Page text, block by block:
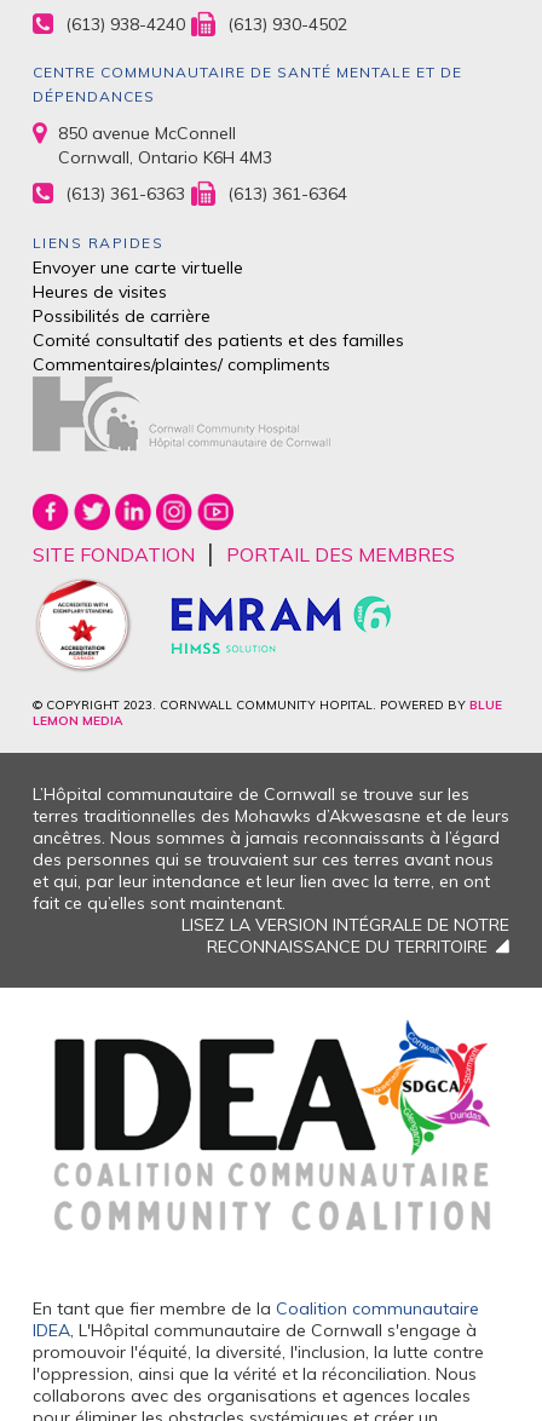
(613) 938-4240
(613) 930-4502
CENTRE COMMUNAUTAIRE DE SANTÉ MENTALE ET DE
DÉPENDANCES
850 avenue McConnell
Cornwall, Ontario K6H 4M3
(613) 361-6363
(613) 361-6364
LIENS RAPIDES
Envoyer une carte virtuelle
Heures de visites
Possibilités de carrière
Comité consultatif des patients et des familles
Commentaires/plaintes/compliments
SITE FONDATION | PORTAIL DES MEMBRES
© COPYRIGHT 2023. CORNWALL COMMUNITY HOPITAL. POWERED BY BLUE
LEMON MEDIA
L’Hôpital communautaire de Cornwall se trouve sur les
terres traditionnelles des Mohawks d’Akwesasne et de leurs
ancêtres. Nous sommes à jamais reconnaissants à l’égard
des personnes qui se trouvaient sur ces terres avant nous
et qui, par leur intendance et leur lien avec la terre, en ont
fait ce qu’elles sont maintenant.
LISEZ LA VERSION INTÉGRALE DE NOTRE
RECONNAISSANCE DU TERRITOIRE
En tant que fier membre de la Coalition communautaire
IDEA, L'Hôpital communautaire de Cornwall s'engage à
promouvoir l'équité, la diversité, l'inclusion, la lutte contre
l'oppression, ainsi que la vérité et la réconciliation. Nous
collaborons avec des organisations et agences locales